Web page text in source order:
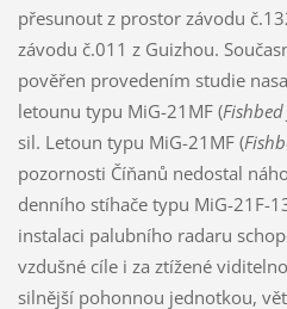
přesunout z prostor závodu
závodu č.011 z Guizhou.
pověřen provedením studie
letounu typu MiG-21MF (Fishbed
sil. Letoun typu MiG-21MF (
pozornosti Číňanů nedostal
denního stíhače typu MiG-21F-
instalaci palubního radaru
vzdušné cíle i za ztížené
silnější pohonnou jednotkou,